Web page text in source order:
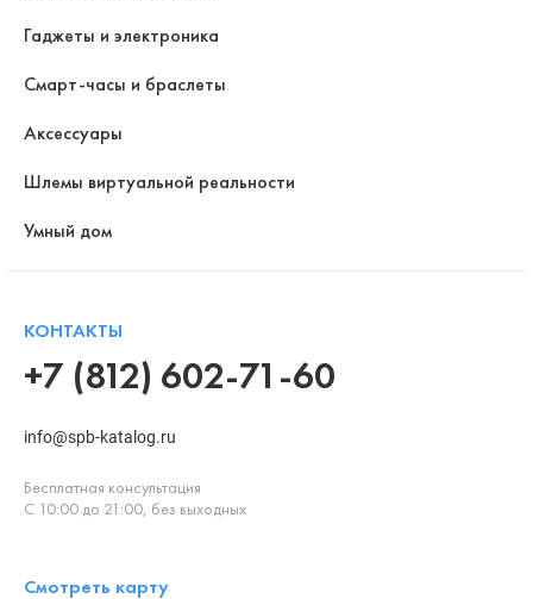
Гаджеты и электроника
Смарт-часы и браслеты
Аксессуары
Шлемы виртуальной реальности
Умный дом
КОНТАКТЫ
+7 (812) 602-71-60
info@spb-katalog.ru
Бесплатная консультация
С 10:00 до 21:00, без выходных
Смотреть карту